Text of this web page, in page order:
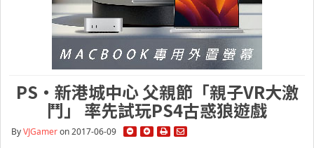
PS・新港城中心 父親節「親子VR大激
鬥」 率先試玩PS4古惑狼遊戲
ByVJGameron 2017-06-09